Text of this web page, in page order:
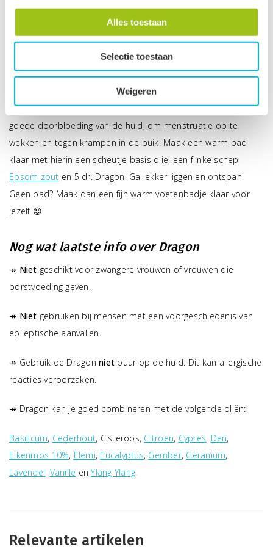
Alles toestaan
Selectie toestaan
Weigeren
mengen met 2 dr. Lavendel, 2 dr.Elemi
10 ml basis olie. Smeer hier 2x daags de pijnlijke plekken in.
In bad of een voetenbad
Heerlijk om een warm bad te nemen met Dragon voor een
goede doorbloeding van de huid, om menstruatie op te
wekken en tegen krampen in de buik. Maak een warm bad
klaar met hierin een scheutje basis olie, een flinke schep
Epsom zout en 5 dr. Dragon. Ga lekker liggen en ontspan!
Geen bad? Maak dan een fijn warm voetenbadje klaar voor
jezelf 😉
Nog wat laatste info over Dragon
↠ Niet geschikt voor zwangere vrouwen of vrouwen die
borstvoeding geven.
↠ Niet gebruiken bij mensen met een voorgeschiedenis van
epileptische aanvallen.
↠ Gebruik de Dragon niet puur op de huid. Dit kan allergische
reacties veroorzaken.
↠ Dragon kan je goed combineren met de volgende oliën:
Basilicum, Cederhout, Cisteroos, Citroen, Cypres, Den,
Eikenmos 10%, Elemi, Eucalyptus, Gember, Geranium,
Lavendel, Vanille enYlang Ylang
Relevante artikelen